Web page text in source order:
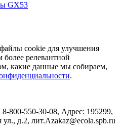
GX53
cookie для улучшения
более релевантной
какие данные мы собираем,
.
8-800-550-30-08, Адрес: 195299,
ул., д.2, лит.Аzakaz@ecola.spb.ru